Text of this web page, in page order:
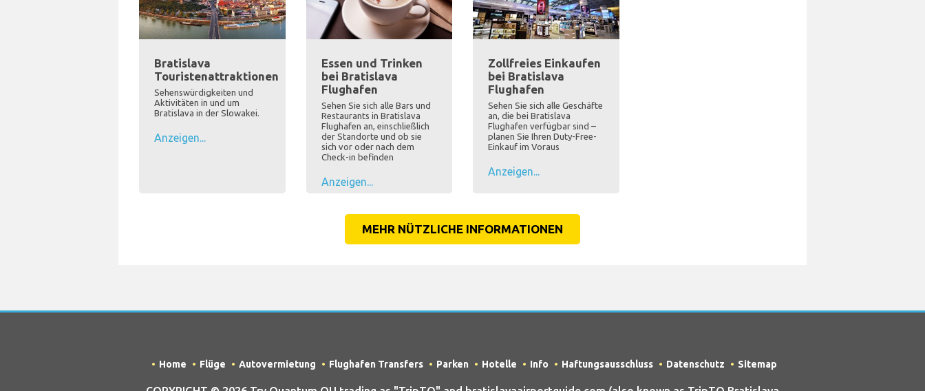
Bratislava
Touristenattraktionen
Sehenswürdigkeiten und
Aktivitäten in und um
Bratislava in der Slowakei.
Anzeigen...
Essen und Trinken
bei Bratislava
Flughafen
Sehen Sie sich alle Bars und
Restaurants in Bratislava
Flughafen an, einschließlich
der Standorte und ob sie
sich vor oder nach dem
Check-in befinden
Anzeigen...
Zollfreies Einkaufen
bei Bratislava
Flughafen
Sehen Sie sich alle Geschäfte
an, die bei Bratislava
Flughafen verfügbar sind –
planen Sie Ihren Duty-Free-
Einkauf im Voraus
Anzeigen...
MEHR NÜTZLICHE INFORMATIONEN
Home Flüge Autovermietung Flughafen Transfers Parken Hotelle Info Haftungsausschluss Datenschutz Sitemap